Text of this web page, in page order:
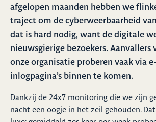
afgelopen maanden hebben we
traject om de cyberweerbaarheid
dat is hard nodig, want de digitale
nieuwsgierige bezoekers.
onze organisatie proberen vaak via
inlogpagina’s binnen te komen.
Dankzij de 24x7 monitoring die we zijn
nacht een oogje in het zeil gehouden.